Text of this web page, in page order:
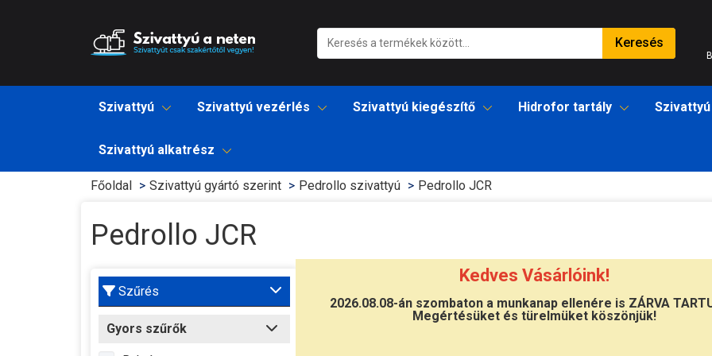
Kedves Vásárlóink!
2026.08.08-án szombaton a munkanap ellenére is ZÁRVA
Megértésüket és türelmüket köszönjük!
Keresés
Szivattyú Szivattyú vezérlés Szivattyú kiegészítő Hidrofor tartály
Szivattyú alkatrész
Főoldal Szivattyú gyártó szerint Pedrollo szivattyú Pedrollo JCR
Pedrollo JCR
Szűrés
Gyors szűrők
Kiváló minőségűPedrollo JCR és JCRm kerti szivattyú